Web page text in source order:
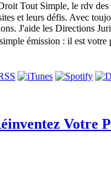
Tout Simple, le rdv
et leurs défis. Avec
J'aide les Directions
émission : il est
Votre